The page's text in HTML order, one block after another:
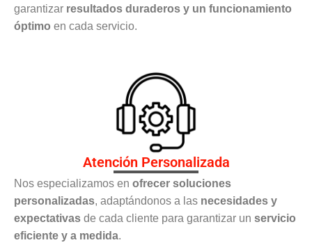
garantizar resultados duraderos y un funcionamiento
óptimo en cada servicio.
Atención Personalizada
Nos especializamos en ofrecer soluciones
personalizadas, adaptándonos a las necesidades y
expectativas de cada cliente para garantizar un servicio
eficiente y a medida.